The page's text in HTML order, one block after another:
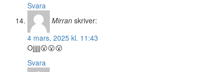
Svara
Mirran skriver:
4 mars, 2025 kl. 11:43
Ojjjjj😮😮😮
Svara